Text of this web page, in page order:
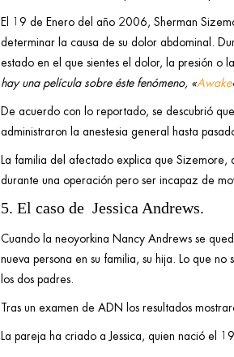
El 19 de Enero del año 2006, Sherman
determinar la causa de su dolor abdominal.
estado en el que sientes el dolor, la presión o
hay una película sobre éste fenómeno, «Awake
De acuerdo con lo reportado, se descubrió
administraron la anestesia general hasta
La familia del afectado explica que
durante una operación pero ser incapaz de
5. El caso de Jessica Andrews.
Cuando la neoyorkina Nancy Andrews se
nueva persona en su familia, su hija. Lo que
los dos padres.
Tras un examen de ADN los resultados
La pareja ha criado a Jessica, quien nació el